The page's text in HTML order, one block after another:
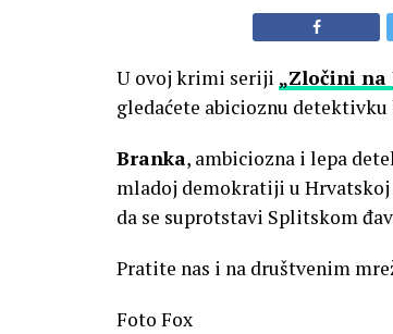
U ovoj krimi seriji „Zločini na
gledaćete abicioznu
Branka, ambiciozna i lepa
mladoj demokratiji u Hrvatskoj
da se suprotstavi Splitskom
Pratite nas i na društvenim
Foto Fox